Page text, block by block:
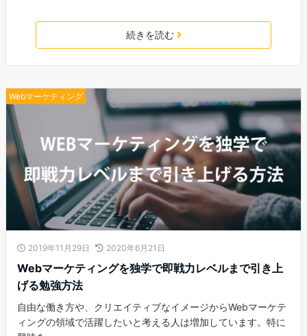
続きを読む
Webマーケティング
2019年11月29日 2020年6月21日
Webマーケティングを独学で即戦力レベルまで引き上
げる勉強方法
自由な働き方や、クリエイティブなイメージからWebマーケテ
ィングの領域で活躍したいと考える人は増加しています。特に